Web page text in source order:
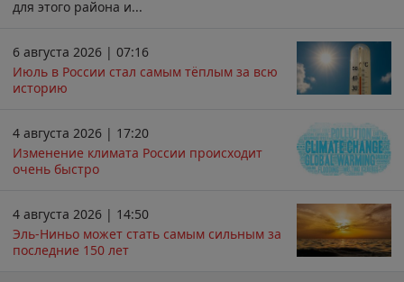
для этого района и...
6 августа 2026 | 07:16
Июль в России стал самым тёплым за всю
историю
4 августа 2026 | 17:20
Изменение климата России происходит
очень быстро
4 августа 2026 | 14:50
Эль-Ниньо может стать самым сильным за
последние 150 лет